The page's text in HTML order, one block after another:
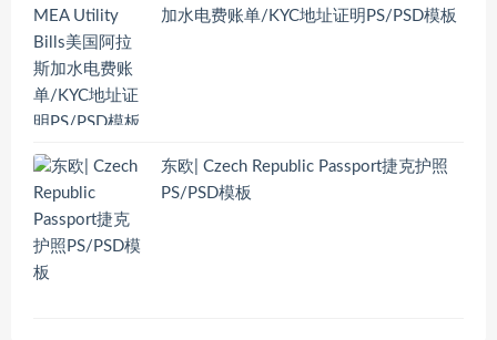
加水电费账单/KYC地址证明PS/PSD模板
东欧| Czech Republic Passport捷克护照
PS/PSD模板